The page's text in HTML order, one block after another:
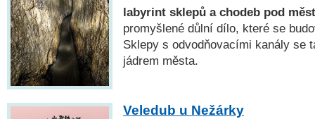
labyrint sklepů a chodeb pod
promyšlené důlní dílo, které se
Sklepy s odvodňovacími kanály se
jádrem města.
Veledub u Nežárky